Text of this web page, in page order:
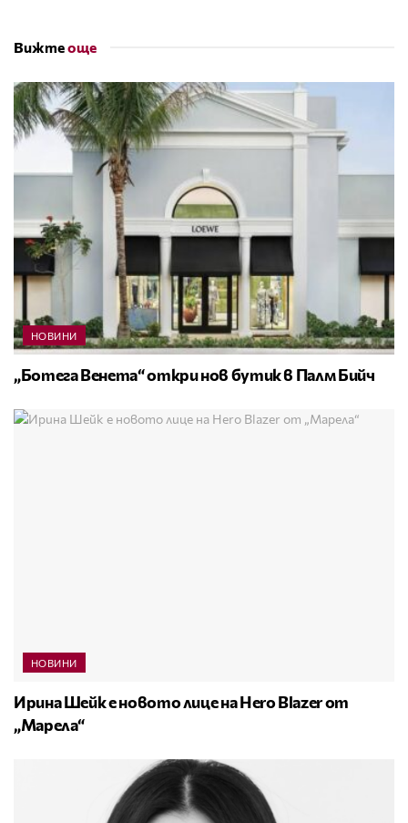
Вижтеоще
НОВИНИ
„Ботега Венета“ откри нов бутик в Палм Бийч
НОВИНИ
Ирина Шейк е новото лице на Hero Blazer от
„Марела“